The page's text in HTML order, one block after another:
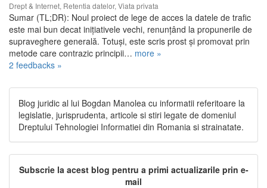
Drept & Internet, Retentia datelor, Viata privata
Sumar (TL;DR): Noul proiect de lege de acces la datele de trafic
este mai bun decat inițiativele vechi, renunțând la propunerile de
supraveghere generală. Totuși, este scris prost și promovat prin
metode care contrazic principii… more »
2 feedbacks »
Blog juridic al lui Bogdan Manolea cu informatii referitoare la
legislatie, jurisprudenta, articole si stiri legate de domeniul
Dreptului Tehnologiei Informatiei din Romania si strainatate.
Subscrie la acest blog pentru a primi actualizarile prin e-
mail